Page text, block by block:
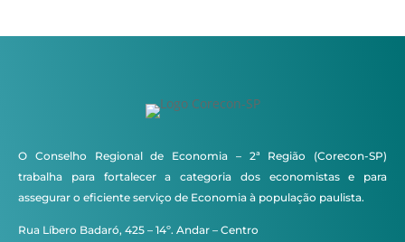
O Conselho Regional de Economia – 2ª Região (Corecon-SP)
trabalha para fortalecer a categoria dos economistas e para
assegurar o eficiente serviço de Economia à população paulista.
Rua Líbero Badaró, 425 – 14º. Andar – Centro